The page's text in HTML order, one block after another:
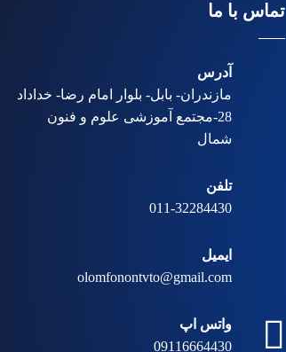
تماس با ما
آدرس
مازندران- بابل- بلوار امام رضا- خداداد
28-مجتمع آموزشی علوم و فنون
شمال
تلفن
011-32284430
ایمیل
olomfonontvto@gmail.com
واتس اپ
09116664430